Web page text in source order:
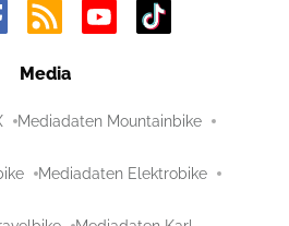
Media
Mediadaten Mountainbike
Mediadaten Elektrobike